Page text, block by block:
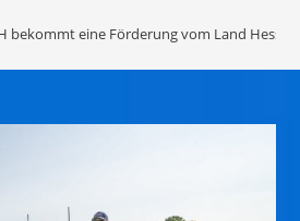
bekommt eine Förderung vom Land